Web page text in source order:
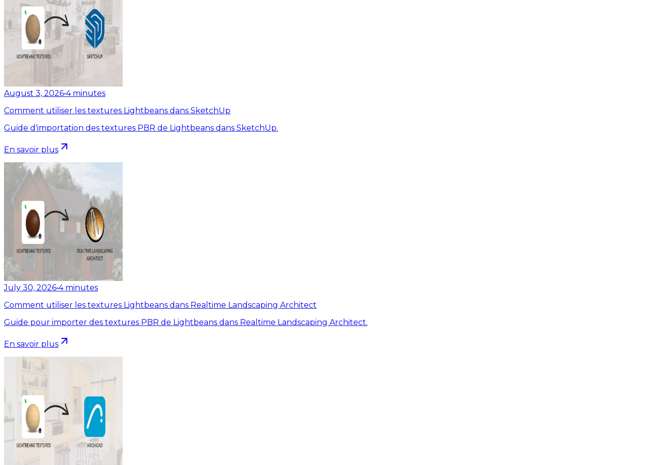
August 3, 2026•4 minutes
Comment utiliser les textures Lightbeans dans SketchUp
Guide d'importation des textures PBR de Lightbeans dans SketchUp.
En savoir plus
July 30, 2026•4 minutes
Comment utiliser les textures Lightbeans dans Realtime Landscaping Architect
Guide pour importer des textures PBR de Lightbeans dans Realtime Landscaping Architect.
En savoir plus